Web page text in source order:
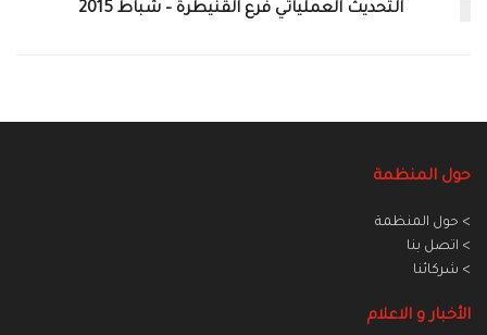
التحديث العملياتي فرع القنيطرة – شباط 2015
حول المنظمة
> حول المنظمة
> اتصل بنا
> شركائنا
الأخبار و الاعلام